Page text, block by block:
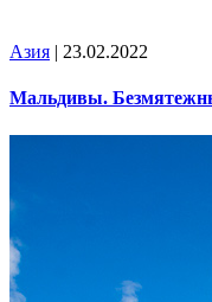
Азия | 23.02.2022
Мальдивы.